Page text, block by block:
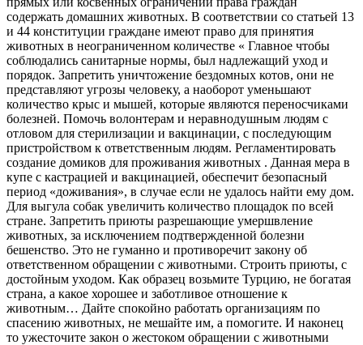
содержать домашних животных. В соответствии со статьей 13
и 44 конституции граждане имеют право для принятия
животных в неограниченном количестве « Главное чтобы
соблюдались санитарные нормы, был надлежащий уход и
порядок. Запретить уничтожение бездомных котов, они не
представляют угрозы человеку, а наоборот уменьшают
количество крыс и мышей, которые являются переносчиками
болезней. Помочь волонтерам и неравнодушным людям с
отловом для стерилизации и вакцинации, с последующим
пристройством к ответственным людям. Регламентировать
создание домиков для проживания животных . Данная мера в
купе с кастрацией и вакцинацией, обеспечит безопасный
период «доживания», в случае если не удалось найти ему дом.
Для выгула собак увеличить количество площадок по всей
стране. Запретить приюты разрешающие умершвление
животных, за исключением подтвержденной болезни
бешенство. Это не гуманно и противоречит закону об
ответственном обращении с животными. Строить приюты, с
достойным уходом. Как образец возьмите Турцию, не богатая
страна, а какое хорошее и заботливое отношение к
животным… Дайте спокойно работать организациям по
спасению животных, не мешайте им, а помогите. И наконец
то ужесточите закон о жестоком обращении с животными